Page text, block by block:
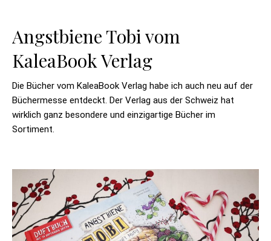
Angstbiene Tobi vom
KaleaBook Verlag
Die Bücher vom KaleaBook Verlag habe ich auch neu auf der
Büchermesse entdeckt. Der Verlag aus der Schweiz hat
wirklich ganz besondere und einzigartige Bücher im
Sortiment.